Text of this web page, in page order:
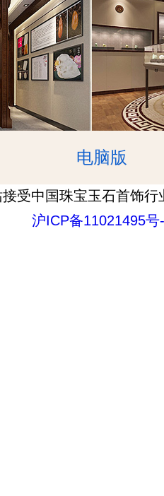
电脑版
受中国珠宝玉石首饰行
沪ICP备11021495号